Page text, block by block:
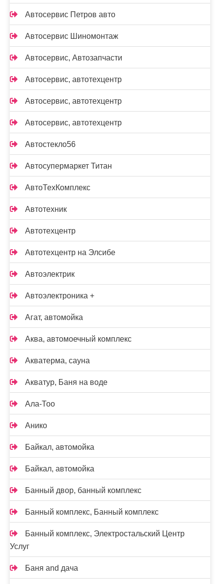
Автосервис Петров авто
Автосервис Шиномонтаж
Автосервис, Автозапчасти
Автосервис, автотехцентр
Автосервис, автотехцентр
Автосервис, автотехцентр
Автостекло56
Автосупермаркет Титан
АвтоТехКомплекс
Автотехник
Автотехцентр
Автотехцентр на Элсибе
Автоэлектрик
Автоэлектроника +
Агат, автомойка
Аква, автомоечный комплекс
Акватерма, сауна
Акватур, Баня на воде
Ала-Тоо
Анико
Байкал, автомойка
Байкал, автомойка
Банный двор, банный комплекс
Банный комплекс, Банный комплекс
Банный комплекс, Электростальский Центр
Услуг
Баня and дача